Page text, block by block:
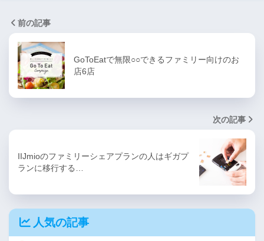
前の記事
GoToEatで無限○○できるファミリー向けのお
店6店
次の記事
IIJmioのファミリーシェアプランの人はギガプ
ランに移行する…
人気の記事